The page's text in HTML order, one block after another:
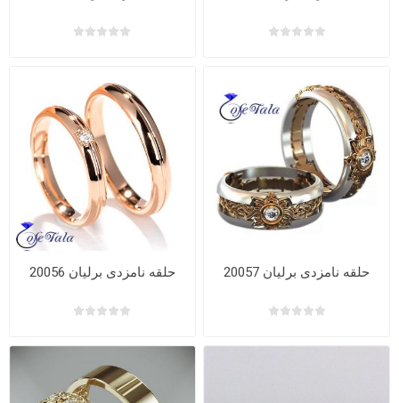
حلقه نامزدی برلیان 20056 حلقه نامزدی برلیان 20057